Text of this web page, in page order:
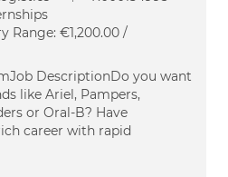
Range: €1,200.00 /
DescriptionDo you want
like Ariel, Pampers,
or Oral-B? Have
career with rapid